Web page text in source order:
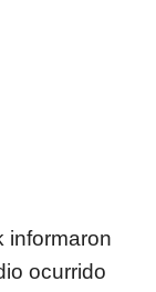
informaron
ocurrido